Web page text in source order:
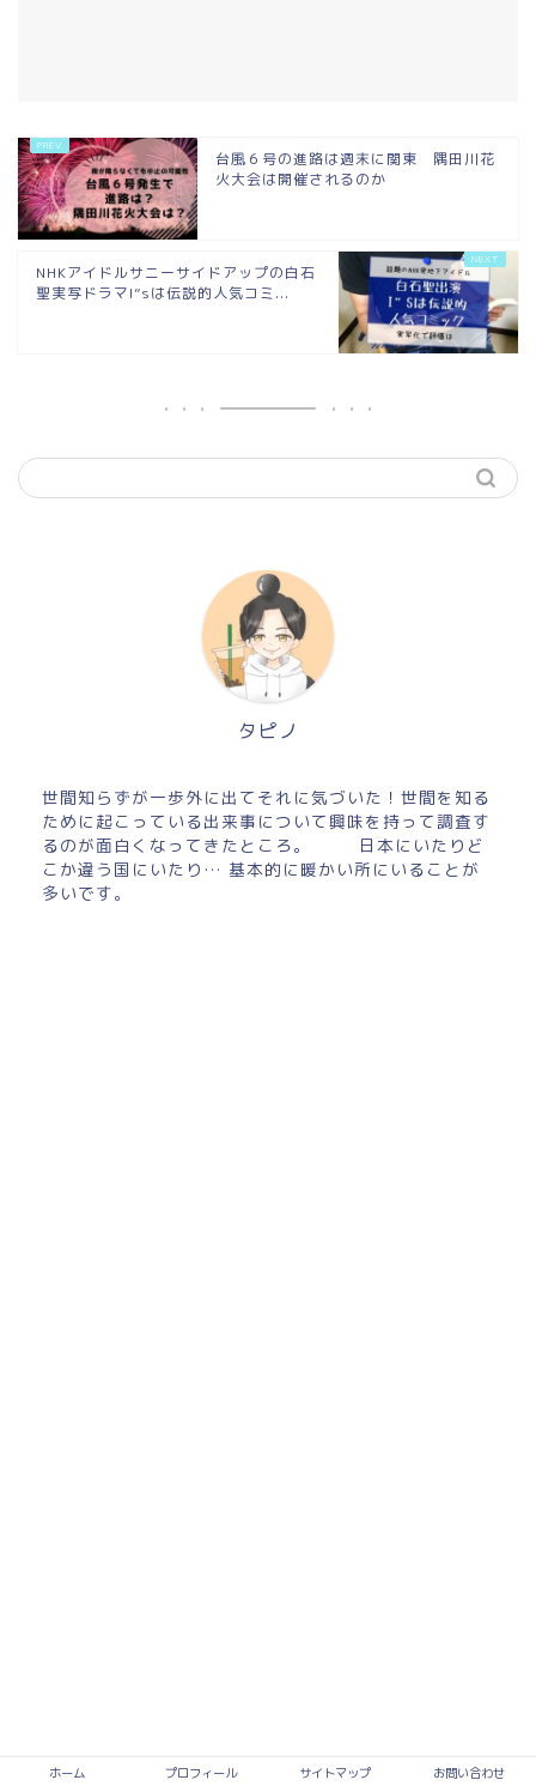
台風６号の進路は週末に関東 隅田川花
火大会は開催されるのか
NHKアイドルサニーサイドアップの白石
聖実写ドラマI”sは伝説的人気コミ...
タピノ
世間知らずが一歩外に出てそれに気づいた！世間を知る
ために起こっている出来事について興味を持って調査す
るのが面白くなってきたところ。 日本にいたりど
こか違う国にいたり… 基本的に暖かい所にいることが
多いです。
ホーム プロフィール サイトマップ お問い合わせ